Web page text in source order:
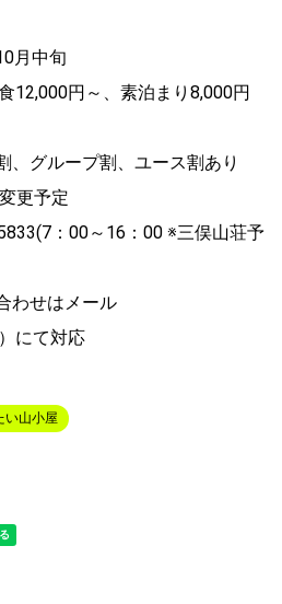
月中旬
12,000円～、素泊まり8,000円
、グループ割、ユース割あり
更予定
：00～16：00 ※三俣山荘予
わせはメール
にて対応
い山小屋